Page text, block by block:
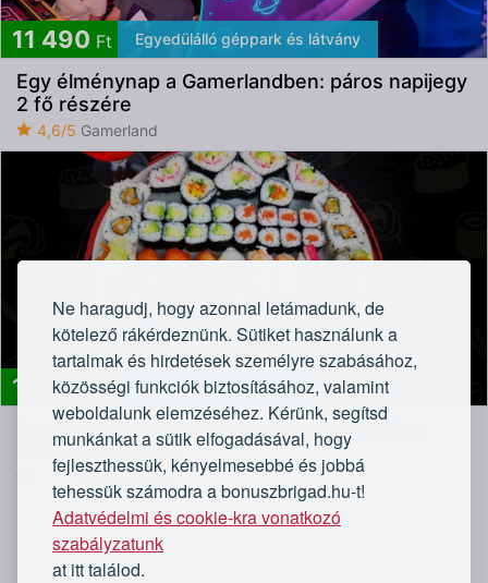
Ne haragudj, hogy azonnal letámadunk, de
kötelező rákérdeznünk. Sütiket használunk a
tartalmak és hirdetések személyre szabásához,
közösségi funkciók biztosításához, valamint
weboldalunk elemzéséhez. Kérünk, segítsd
munkánkat a sütik elfogadásával, hogy
fejleszthessük, kényelmesebbé és jobbá
tehessük számodra a bonuszbrigad.hu-t!
Adatvédelmi és cookie-kra vonatkozó
szabályzatunk
at itt találod.
11 490 Ft Egyedülálló géppark és látvány
Egy élménynap a Gamerlandben: páros napijegy
2 fő részére
4,6/5 Gamerland
13 990Ft Vásárlóink kedvence
Sushi megamix: 60 db-os sushi válogatás a
Sushi Gardenben
4,4/5Sushi Garden